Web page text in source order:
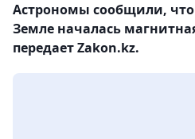
Астрономы сообщили,
Земле началась
передает Zakon.kz.